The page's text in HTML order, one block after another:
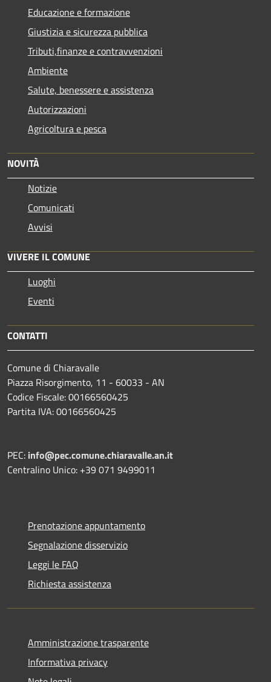
Educazione e formazione
Giustizia e sicurezza pubblica
Tributi,finanze e contravvenzioni
Ambiente
Salute, benessere e assistenza
Autorizzazioni
Agricoltura e pesca
NOVITÀ
Notizie
Comunicati
Avvisi
VIVERE IL COMUNE
Luoghi
Eventi
CONTATTI
Comune di Chiaravalle
Piazza Risorgimento, 11 - 60033 - AN
Codice Fiscale: 00166560425
Partita IVA: 00166560425
PEC: info@pec.comune.chiaravalle.an.it
Centralino Unico: +39 071 9499011
Prenotazione appuntamento
Segnalazione disservizio
Leggi le FAQ
Richiesta assistenza
Amministrazione trasparente
Informativa privacy